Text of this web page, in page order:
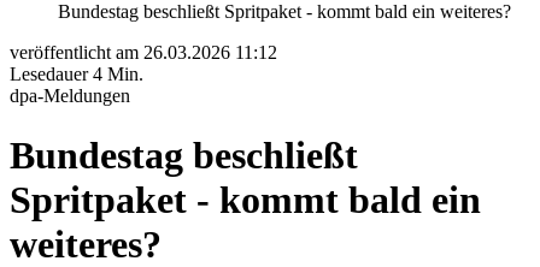
Bundestag beschließt Spritpaket - kommt bald ein weiteres?
veröffentlicht am 26.03.2026 11:12
Lesedauer4 Min.
dpa-Meldungen
Bundestag beschließt
Spritpaket - kommt bald ein
weiteres?